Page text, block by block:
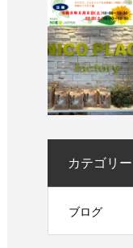
カテゴリー
ブログ